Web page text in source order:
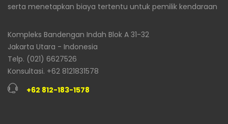
serta menetapkan biaya tertentu untuk pemilik kendaraan
Kompleks Bandengan Indah Blok A 31-32
Jakarta Utara - Indonesia
Telp. (021) 6627526
Konsultasi. +62 8121831578
+62 812-183-1578